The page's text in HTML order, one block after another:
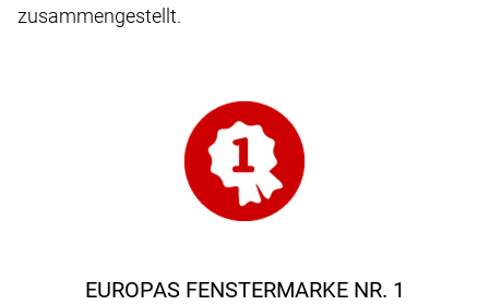
zusammengestellt.
EUROPAS FENSTERMARKE NR. 1